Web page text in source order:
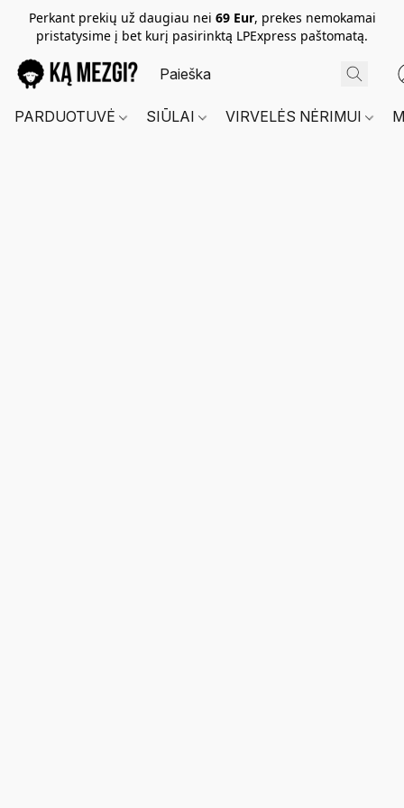
Perkant prekių už daugiau nei 69 Eur, prekes nemokamai
pristatysime į bet kurį pasirinktą LPExpress paštomatą.
PARDUOTUVĖ SIŪLAI VIRVELĖS NĖRIMUI